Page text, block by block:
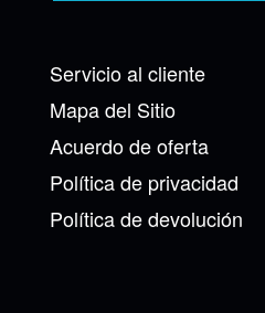
Servicio al cliente
Mapa del Sitio
Acuerdo de oferta
Política de privacidad
Política de devolución